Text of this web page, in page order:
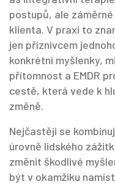
postupů, ale
klienta. V praxi to
jen příznivcem
konkrétní myšlenky,
přítomnost a EMDR
cestě, která vede k
změně.
Nejčastěji se
úrovně lidského
změnit škodlivé
být v okamžiku